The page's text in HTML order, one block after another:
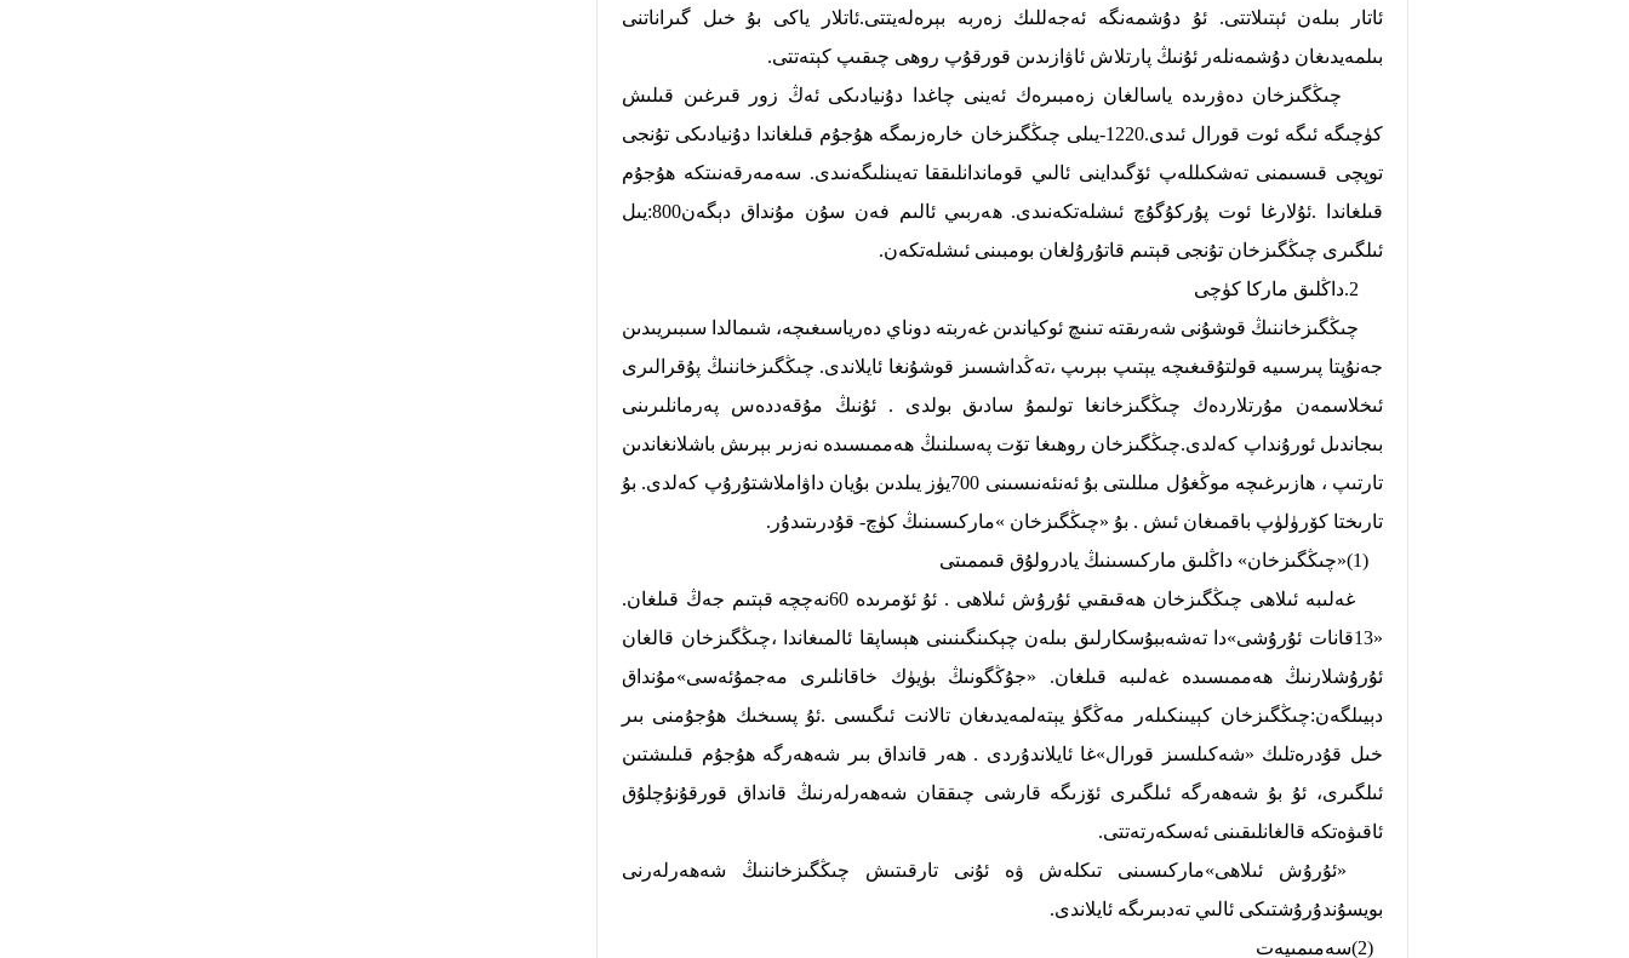
ئاتار بىلەن ئېتىلاتتى. ئۇ دۇشمەنگە ئەجەللىك زەربە بېرەلەيتتى.ئاتلار ياكى بۇ خىل گىراناتنى
بىلمەيدىغان دۇشمەنلەر ئۇنىڭ پارتلاش ئاۋازىدىن قورقۇپ روھى چىقىپ كېتەتتى.
چىڭگىزخان دەۋرىدە ياسالغان زەمبىرەك ئەينى چاغدا دۇنيادىكى ئەڭ زور قىرغىن قىلىش
كۈچىگە ئىگە ئوت قورال ئىدى.1220-يىلى چىڭگىزخان خارەزىمگە ھۇجۇم قىلغاندا دۇنيادىكى تۇنجى
توپچى قىسىمنى تەشكىللەپ ئۆگىداينى ئالىي قوماندانلىققا تەيىنلىگەنىدى. سەمەرقەنىتكە ھۇجۇم
قىلغاندا .ئۇلارغا ئوت پۇركۇگۇچ ئىشلەتكەنىدى. ھەربىي ئالىم فەن سۇن مۇنداق دېگەن800:يىل
ئىلگىرى چىڭگىزخان تۇنجى قېتىم قاتۇرۇلغان بومبىنى ئىشلەتكەن.
چىڭگىزخاننىڭ قوشۇنى شەرىقتە تىنىچ ئوكياندىن غەربتە دوناي دەرياسىغىچە، شىمالدا سىبىريىدىن
جەنۇپتا پىرسىيە قولتۇقىغىچە يېتىپ بېرىپ ،تەڭداشسىز قوشۇنغا ئايلاندى. چىڭگىزخاننىڭ پۇقرالىرى
ئىخلاسمەن مۇرتلاردەك چىڭگىزخانغا تولىمۇ سادىق بولدى . ئۇنىڭ مۇقەددەس پەرمانلىرىنى
بىجاندىل ئورۇنداپ كەلدى.چىڭگىزخان روھىغا تۆت پەسىلنىڭ ھەممىسىدە نەزىر بېرىش باشلانغاندىن
تارتىپ ، ھازىرغىچە موڭغۇل مىللىتى بۇ ئەنئەنىسىنى 700يۈز يىلدىن بۇيان داۋاملاشتۇرۇپ كەلدى. بۇ
تارىختا كۆرۈلۈپ باقمىغان ئىش . بۇ «چىڭگىزخان »ماركىسىنىڭ كۈچ- قۇدرىتىدۇر.
(1)«چىڭگىزخان» داڭلىق ماركىسىنىڭ يادرولۇق قىممىتى
غەلىبە ئىلاھى چىڭگىزخان ھەقىقىي ئۇرۇش ئىلاھى . ئۇ ئۆمرىدە 60نەچچە قېتىم جەڭ قىلغان.
«13قانات ئۇرۇشى»دا تەشەببۇسكارلىق بىلەن چېكىنگىنىنى ھېساپقا ئالمىغاندا ،چىڭگىزخان قالغان
ئۇرۇشلارنىڭ ھەممىسىدە غەلىبە قىلغان. «جۇڭگونىڭ بۈيۈك خاقانلىرى مەجمۇئەسى»مۇنداق
دېيىلگەن:چىڭگىزخان كېيىنكىلەر مەڭگۈ يېتەلمەيدىغان تالانت ئىگىسى .ئۇ پسىخىك ھۇجۇمنى بىر
خىل قۇدرەتلىك «شەكىلسىز قورال»غا ئايلاندۇردى . ھەر قانداق بىر شەھەرگە ھۇجۇم قىلىشتىن
ئىلگىرى، ئۇ بۇ شەھەرگە ئىلگىرى ئۆزىگە قارشى چىققان شەھەرلەرنىڭ قانداق قورقۇنۇچلۇق
ئاقىۋەتكە قالغانلىقىنى ئەسكەرتەتتى.
«ئۇرۇش ئىلاھى»ماركىسىنى تىكلەش ۋە ئۇنى تارقىتىش چىڭگىزخاننىڭ شەھەرلەرنى
بويسۇندۇرۇشتىكى ئالىي تەدبىرىگە ئايلاندى.
(2)سەمىمىيەت